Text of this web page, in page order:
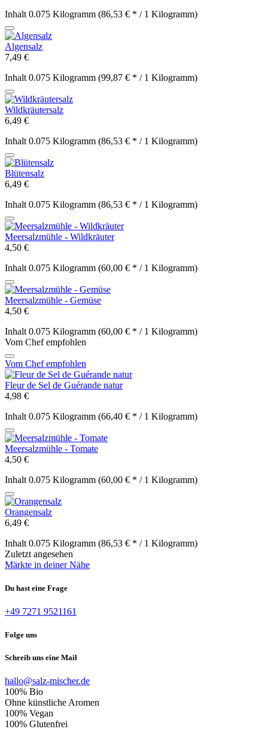
Inhalt 0.075 Kilogramm (86,53 € * / 1 Kilogramm)
Algensalz
7,49 €
Inhalt 0.075 Kilogramm (99,87 € * / 1 Kilogramm)
Wildkräutersalz
6,49 €
Inhalt 0.075 Kilogramm (86,53 € * / 1 Kilogramm)
Blütensalz
6,49 €
Inhalt 0.075 Kilogramm (86,53 € * / 1 Kilogramm)
Meersalzmühle - Wildkräuter
4,50 €
Inhalt 0.075 Kilogramm (60,00 € * / 1 Kilogramm)
Meersalzmühle - Gemüse
4,50 €
Inhalt 0.075 Kilogramm (60,00 € * / 1 Kilogramm)
Vom Chef empfohlen
Vom Chef empfohlen
Fleur de Sel de Guérande natur
4,98 €
Inhalt 0.075 Kilogramm (66,40 € * / 1 Kilogramm)
Meersalzmühle - Tomate
4,50 €
Inhalt 0.075 Kilogramm (60,00 € * / 1 Kilogramm)
Orangensalz
6,49 €
Inhalt 0.075 Kilogramm (86,53 € * / 1 Kilogramm)
Zuletzt angesehen
Märkte in deiner Nähe
Du hast eine Frage
+49 7271 9521161
Folge uns
Schreib uns eine Mail
hallo@salz-mischer.de
100% Bio
Ohne künstliche Aromen
100% Vegan
100% Glutenfrei